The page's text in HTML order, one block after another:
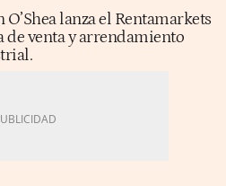
lanza el Rentamarkets
de venta y arrendamiento